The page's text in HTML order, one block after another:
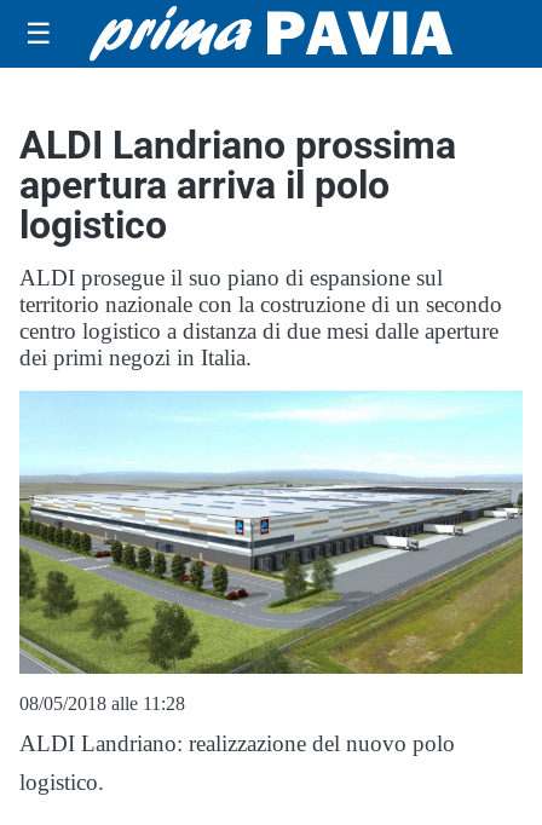
☰
ALDI Landriano prossima
apertura arriva il polo
logistico
ALDI prosegue il suo piano di espansione sul
territorio nazionale con la costruzione di un secondo
centro logistico a distanza di due mesi dalle aperture
dei primi negozi in Italia.
08/05/2018 alle 11:28
ALDI Landriano: realizzazione del nuovo polo
logistico.